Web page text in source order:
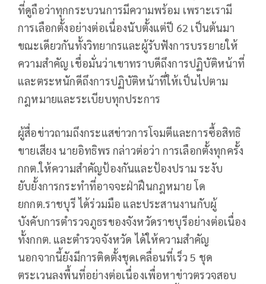
ที่ดูถือว่าทุกกระบวนการมีความพร้อม เพราะเรามี
การเลือกตั้งอย่างต่อเนื่องนับตั้งแต่ปี 62 เป็นต้นมา
ขณะเดียวกันทั้งวิทยากรและผู้รับฟังการบรรยายให้
ความสำคัญ เชื่อมั่นว่าเขาทราบดีถึงการปฏิบัติหน้าที่
และตระหนักดีถึงการปฏิบัติหน้าที่ให้เป็นไปตาม
กฎหมายและระเบียบทุกประการ
ผู้สื่อข่าวถามถึงกระแสข่าวการโจมตีและการซื้อสิทธิ
ขายเสียง นายอิทธิพร กล่าวต่อว่า การเลือกตั้งทุกครั้ง
กกต.ให้ความสำคัญป้องกันและป้องปราม ระงับ
ยับยั้งการกระทำที่อาจจะฝ่าฝืนกฎหมาย โด
ยกกต.ราชบุรี ได้ร่วมมือ และประสานงานกับผู้
บังคับการตำรวจภูธรของจังหวัดราชบุรีอย่างต่อเนื่อง
ทั้งกกต. และตำรวจจังหวัด ได้ให้ความสำคัญ
นอกจากนี้ยังมีการติดตั้งชุดเคลื่อนที่เร็ว 5 ชุด
ตระเวนลงพื้นที่อย่างต่อเนื่องเพื่อหาข่าวตรวจสอบ